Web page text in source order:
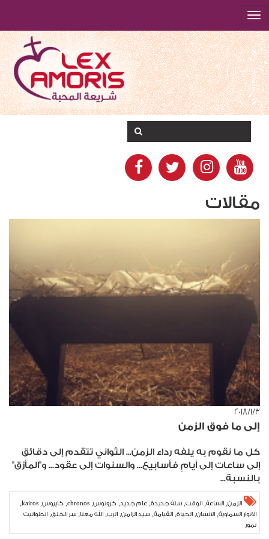
مقالات
٣‏/١‏/٢٠١٨
إلى ما فوق الزمن
كل ما نقوم به يلفه رداء الزمن... الثواني تتقدم إلى دقائق
إلى ساعات إلى أيامٍ فأسابيع... والسنوات إلى عقود... و"المأزق"
بالنسبة...
الزمن, الساعة, الوقت, سنة جديدة, عام جديد, كرونوس,
chronos
, كايروس,
kairos
,
الانوار السماوية, الانسان, الحياة, القيامة, سيد الزامن, الرب, الله معنا, سر الخلق, انطوانيت
نمور